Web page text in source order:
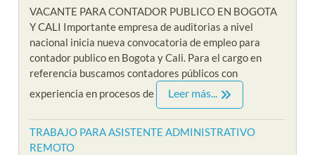
VACANTE PARA CONTADOR PUBLICO EN BOGOTA
Y CALI Importante empresa de auditorias a nivel
nacional inicia nueva convocatoria de empleo para
contador publico en Bogota y Cali. Para el cargo en
referencia buscamos contadores públicos con
experiencia en procesos de
Leer más...
TRABAJO PARA ASISTENTE ADMINISTRATIVO
REMOTO